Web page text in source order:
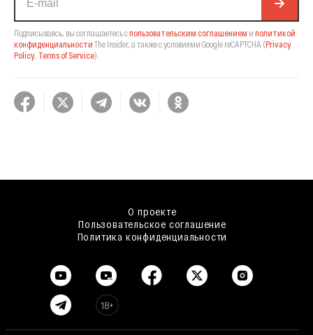
Подписываясь, вы соглашаетесь спользовательским соглашением и политикой
конфиденциальности The Insider, а также с условиями Google reCAPTCHA (Privacy
Policy, Terms of Service).
О проекте
Пользовательское соглашение
Политика конфиденциальности
18+